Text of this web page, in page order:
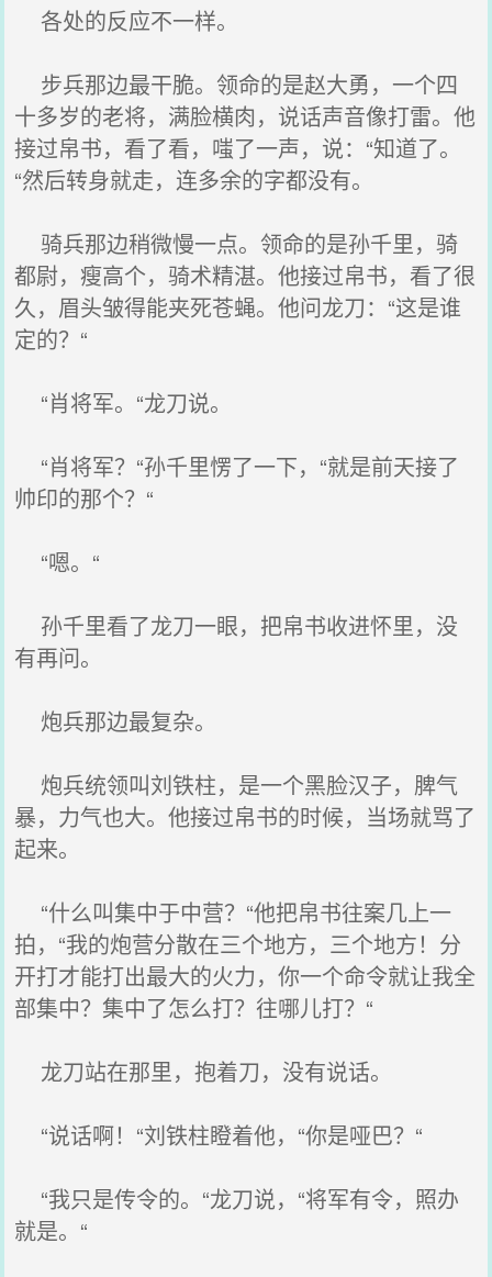
各处的反应不一样。
步兵那边最干脆。领命的是赵大勇，一个四
十多岁的老将，满脸横肉，说话声音像打雷。他
接过帛书，看了看，嗤了一声，说：“知道了。
“然后转身就走，连多余的字都没有。
骑兵那边稍微慢一点。领命的是孙千里，骑
都尉，瘦高个，骑术精湛。他接过帛书，看了很
久，眉头皱得能夹死苍蝇。他问龙刀：“这是谁
定的？“
“肖将军。“龙刀说。
“肖将军？“孙千里愣了一下，“就是前天接了
帅印的那个？“
“嗯。“
孙千里看了龙刀一眼，把帛书收进怀里，没
有再问。
炮兵那边最复杂。
炮兵统领叫刘铁柱，是一个黑脸汉子，脾气
暴，力气也大。他接过帛书的时候，当场就骂了
起来。
“什么叫集中于中营？“他把帛书往案几上一
拍，“我的炮营分散在三个地方，三个地方！分
开打才能打出最大的火力，你一个命令就让我全
部集中？集中了怎么打？往哪儿打？“
龙刀站在那里，抱着刀，没有说话。
“说话啊！“刘铁柱瞪着他，“你是哑巴？“
“我只是传令的。“龙刀说，“将军有令，照办
就是。“